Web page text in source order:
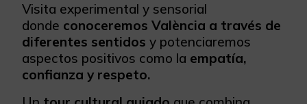
Visita experimental y sensorial
donde conoceremos València a través de
diferentes sentidos y potenciaremos
aspectos positivos como la empatía,
confianza y respeto.